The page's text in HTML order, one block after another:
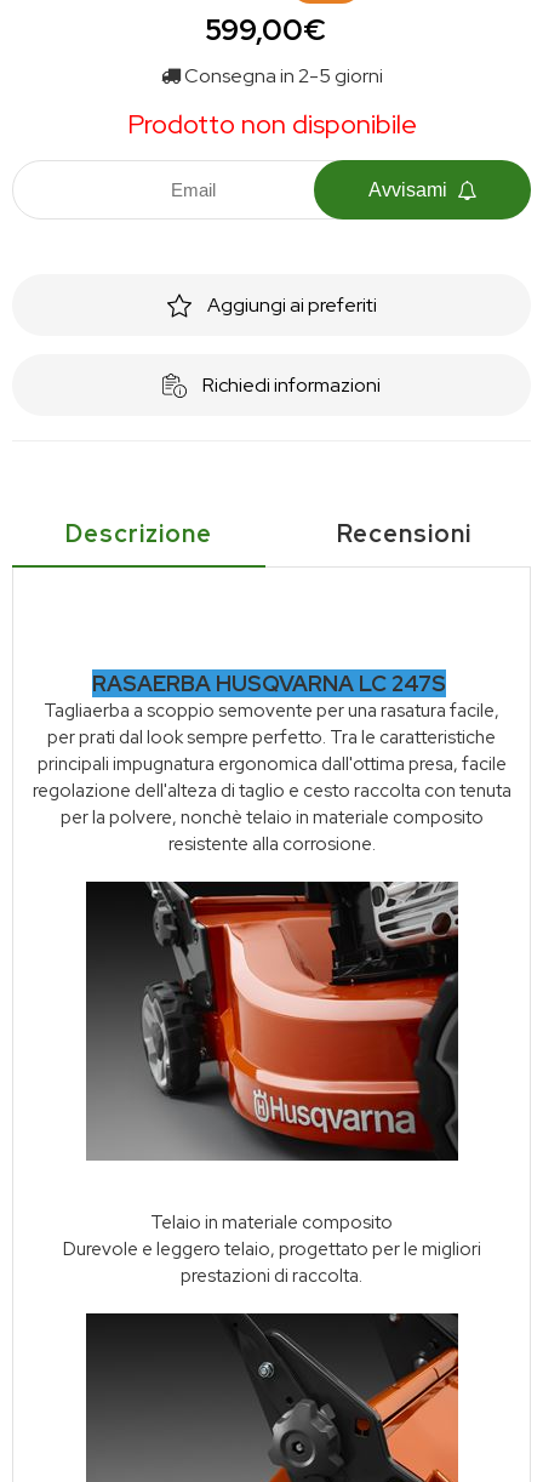
599,00€
Consegna in 2-5 giorni
Prodotto non disponibile
Avvisami
Aggiungi ai preferiti
Richiedi informazioni
Descrizione Recensioni
RASAERBA HUSQVARNA LC 247S
Tagliaerba a scoppio semovente per una rasatura facile,
per prati dal look sempre perfetto. Tra le caratteristiche
principali impugnatura ergonomica dall'ottima presa, facile
regolazione dell'alteza di taglio e cesto raccolta con tenuta
per la polvere, nonchè telaio in materiale composito
resistente alla corrosione.
Telaio in materiale composito
Durevole e leggero telaio, progettato per le migliori
prestazioni di raccolta.